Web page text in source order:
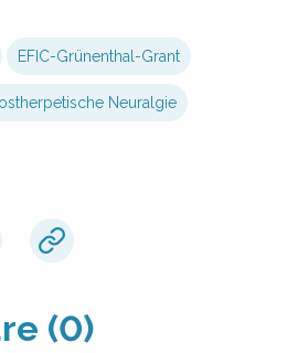
EFIC-Grünenthal-Grant
Neuralgie
(0)